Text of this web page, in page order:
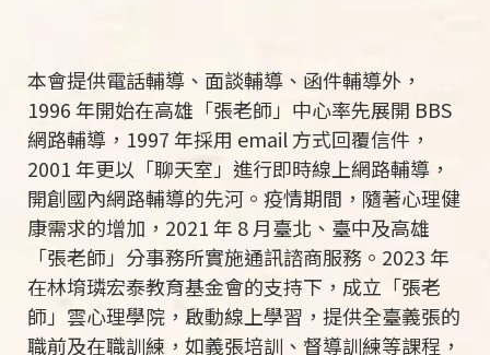
本會提供電話輔導、面談輔導、函件輔導外，
1996年開始在高雄「張老師」中心率先展開 BBS
網路輔導， 1997年採用 email方式回覆信件，
2001年更以「聊天室」進行即時線上網路輔導，
開創國內網路輔導的先河。疫情期間，隨著心理健
康需求的增加， 2021年 8月臺北、臺中及高雄
「張老師」分事務所實施通訊諮商服務。 2023年
在林堉璘宏泰教育基金會的支持下，成立「張老
師」雲心理學院，啟動線上學習，提供全臺義張的
職前及在職訓練，如義張培訓、督導訓練等課程，